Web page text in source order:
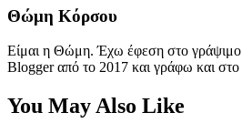
Θώμη Κόρσου
Είμαι η Θώμη. Έχω έφεση στο γράψιμο
Blogger από το 2017 και γράφω και
You May Also Like